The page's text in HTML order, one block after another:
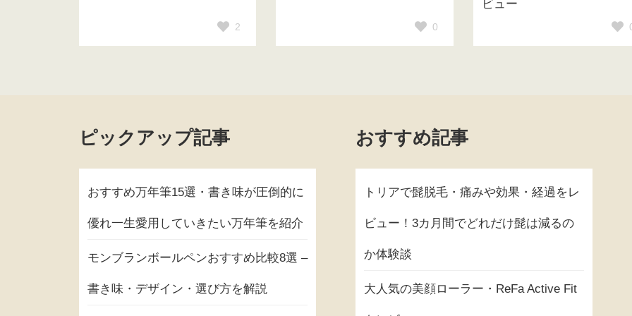
2 0
ビュー
ピックアップ記事
おすすめ万年筆15選・書き味が圧倒的に
優れ一生愛用していきたい万年筆を紹介
モンブランボールペンおすすめ比較8選 –
書き味・デザイン・選び方を解説
おすすめ記事
トリアで髭脱毛・痛みや効果・経過をレ
ビュー！3カ月間でどれだけ髭は減るの
か体験談
大人気の美顔ローラー・ReFa Active Fit